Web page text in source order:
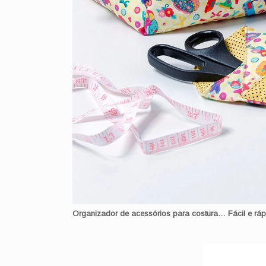
Organizador de acessórios para costura… Fácil e